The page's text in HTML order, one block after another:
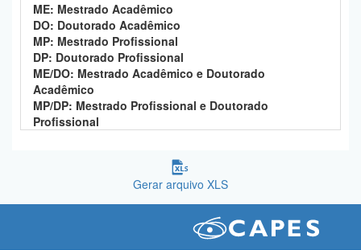
ME: Mestrado Acadêmico
DO: Doutorado Acadêmico
MP: Mestrado Profissional
DP: Doutorado Profissional
ME/DO: Mestrado Acadêmico e Doutorado
Acadêmico
MP/DP: Mestrado Profissional e Doutorado
Profissional
Gerar arquivo XLS